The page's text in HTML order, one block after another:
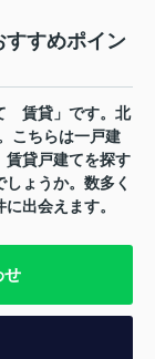
すめポイン
賃貸」です。北
こちらは一戸建
賃貸戸建てを探す
ょうか。数多く
出会えます。
せ